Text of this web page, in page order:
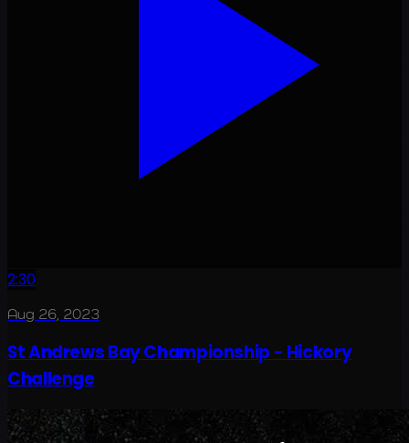
2:30
Aug 26, 2023
St Andrews Bay Championship - Hickory
Challenge